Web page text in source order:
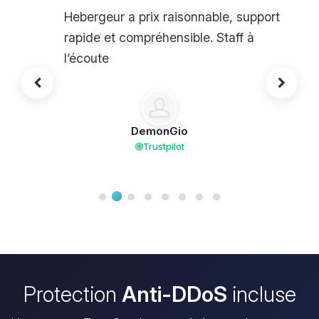
Hebergeur a prix raisonnable, support
rapide et compréhensible. Staff à
l’écoute
DemonGio
Trustpilot
Protection Anti-DDoS incluse